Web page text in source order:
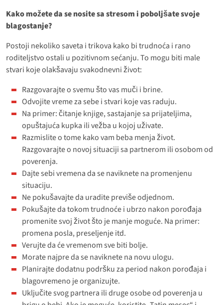
Kako možete da se nosite sa stresom i poboljšate svoje
blagostanje?
Postoji nekoliko saveta i trikova kako bi trudnoća i rano
roditeljstvo ostali u pozitivnom sećanju. To mogu biti male
stvari koje olakšavaju svakodnevni život:
Razgovarajte o svemu što vas muči i brine.
Odvojite vreme za sebe i stvari koje vas raduju.
Na primer: čitanje knjige, sastajanje sa prijateljima,
opuštajuća kupka ili vežba u kojoj uživate.
Razmislite o tome kako vam beba menja život.
Razgovarajte o novoj situaciji sa partnerom ili osobom od
poverenja.
Dajte sebi vremena da se naviknete na promenjenu
situaciju.
Ne pokušavajte da uradite previše odjednom.
Pokušajte da tokom trudnoće i ubrzo nakon porođaja
promenite svoj život što je manje moguće. Na primer:
promena posla, preseljenje itd.
Verujte da će vremenom sve biti bolje.
Morate najpre da se naviknete na novu ulogu.
Planirajte dodatnu podršku za period nakon porođaja i
blagovremeno je organizujte.
Uključite svog partnera ili druge osobe od poverenja u